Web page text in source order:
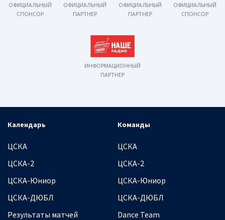
ОФИЦИАЛЬНЫЙ
СПОНСОР
ОФИЦИАЛЬНЫЙ
ПАРТНЕР
ОФИЦИАЛЬНЫЙ
ПАРТНЕР
ОФИЦИАЛЬНЫЙ
СПОНСОР
ИНФОРМАЦИОННЫЙ
ПАРТНЕР
Календарь
ЦСКА
ЦСКА-2
ЦСКА-Юниор
ЦСКА-ДЮБЛ
Результаты матчей
Команды
ЦСКА
ЦСКА-2
ЦСКА-Юниор
ЦСКА-ДЮБЛ
Dance Team